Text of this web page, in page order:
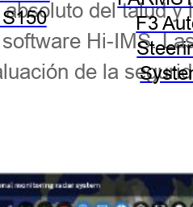
F3
del talud
Hi-IMS.
de la